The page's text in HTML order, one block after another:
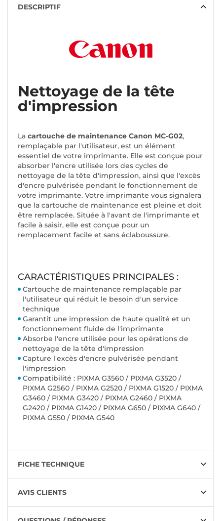
DESCRIPTIF
Nettoyage de la tête
d'impression
La cartouche de maintenance Canon MC-G02,
remplaçable par l'utilisateur, est un élément
essentiel de votre imprimante. Elle est conçue pour
absorber l'encre utilisée lors des cycles de
nettoyage de la tête d'impression, ainsi que l'excès
d'encre pulvérisée pendant le fonctionnement de
votre imprimante. Votre imprimante vous signalera
que la cartouche de maintenance est pleine et doit
être remplacée. Située à l'avant de l'imprimante et
facile à saisir, elle est conçue pour un
remplacement facile et sans éclaboussure.
CARACTÉRISTIQUES PRINCIPALES :
Cartouche de maintenance remplaçable par
l'utilisateur qui réduit le besoin d'un service
technique
Garantit une impression de haute qualité et un
fonctionnement fluide de l'imprimante
Absorbe l'encre utilisée pour les opérations de
nettoyage de la tête d'impression
Capture l'excès d'encre pulvérisée pendant
l'impression
Compatibilité : PIXMA G3560 / PIXMA G3520 /
PIXMA G2560 / PIXMA G2520 / PIXMA G1520 / PIXMA
G3460 / PIXMA G3420 / PIXMA G2460 / PIXMA
G2420 / PIXMA G1420 / PIXMA G650 / PIXMA G640 /
PIXMA G550 / PIXMA G540
FICHE TECHNIQUE
AVIS CLIENTS